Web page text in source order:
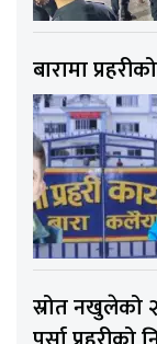
बारामा
स्रोत नखुलेको